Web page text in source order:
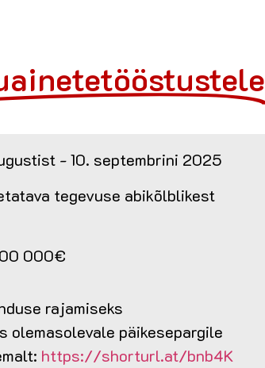
- 10. septembrini 2025
tegevuse abikõlblikest
000€
rajamiseks
olemasolevale päikesepargile
https://shorturl.at/bnb4K